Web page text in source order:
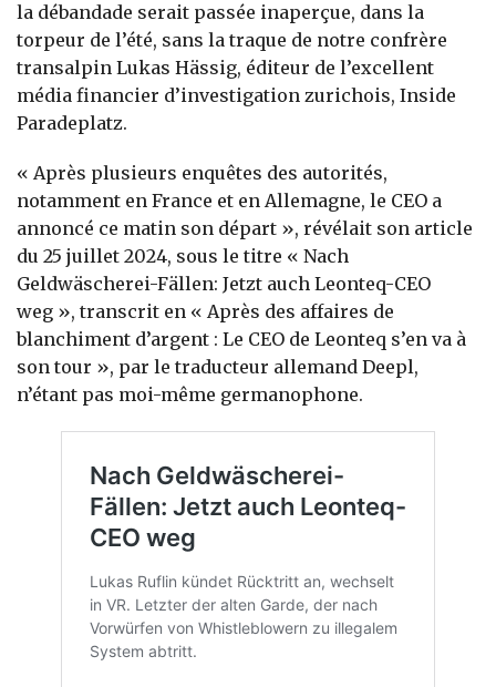
la débandade serait passée inaperçue, dans la
torpeur de l’été, sans la traque de notre confrère
transalpin Lukas Hässig, éditeur de l’excellent
média financier d’investigation zurichois, Inside
Paradeplatz.
« Après plusieurs enquêtes des autorités,
notamment en France et en Allemagne, le CEO a
annoncé ce matin son départ », révélait son article
du 25 juillet 2024, sous le titre « Nach
Geldwäscherei-Fällen: Jetzt auch Leonteq-CEO
weg », transcrit en « Après des affaires de
blanchiment d’argent : Le CEO de Leonteq s’en va à
son tour », par le traducteur allemand Deepl,
n’étant pas moi-même germanophone.